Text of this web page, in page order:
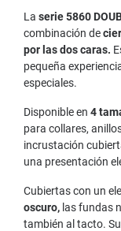
La serie 5860
combinación de
por las dos caras.
pequeña
especiales.
Disponible en 4
para collares,
incrustación
una presentación
Cubiertas con un
oscuro, las fundas
también al tacto.